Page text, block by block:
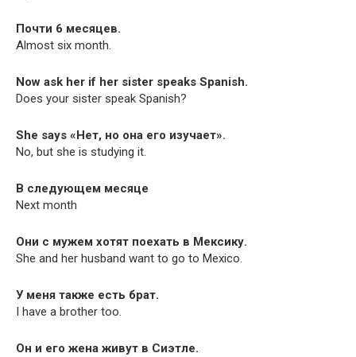
Почти 6 месяцев.
Almost six month.
Now ask her if her sis­ter speaks Spanish.
Does your sis­ter speak Spanish?
She says «Нет, но она его изучает».
No, but she is study­ing it.
В следующем месяце
Next month
Они с мужем хотят поехать в Мексику.
She and her hus­band want to go to Mexico.
У меня также есть брат.
I have a broth­er too.
Он и его жена живут в Сиэтле.